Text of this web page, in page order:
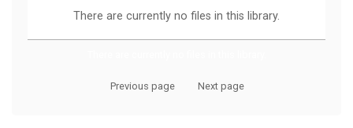
There are currently no files in this library.
Previous page Next page